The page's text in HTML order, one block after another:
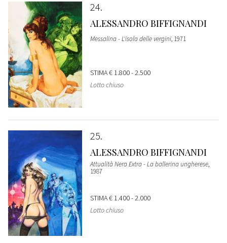
24
ALESSANDRO BIFFIGNANDI
Messalina - L'isola delle vergini, 1971
STIMA€ 1.800 - 2.500
Lotto chiuso
25
ALESSANDRO BIFFIGNANDI
Attualità Nera Extra - La ballerina ungherese,
1987
STIMA€ 1.400 - 2.000
Lotto chiuso